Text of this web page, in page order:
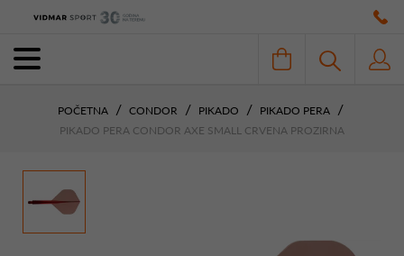
POČETNA CONDOR PIKADO
PIKADO PERA
PIKADO PERA CONDOR AXE SMALL CRVENA PROZIRNA